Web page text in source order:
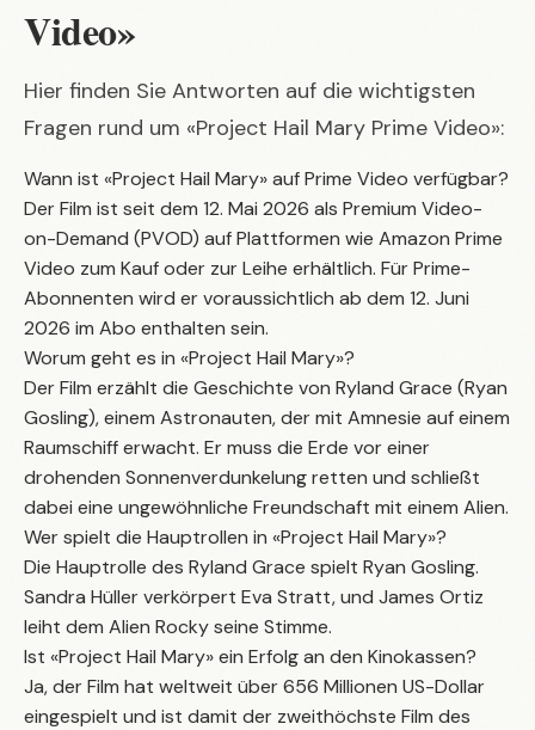
Video»
Hier finden Sie Antworten auf die wichtigsten
Fragen rund um «Project Hail Mary Prime Video»:
Wann ist «Project Hail Mary» auf Prime Video verfügbar?
Der Film ist seit dem 12. Mai 2026 als Premium Video-
on-Demand (PVOD) auf Plattformen wie Amazon Prime
Video zum Kauf oder zur Leihe erhältlich. Für Prime-
Abonnenten wird er voraussichtlich ab dem 12. Juni
2026 im Abo enthalten sein.
Worum geht es in «Project Hail Mary»?
Der Film erzählt die Geschichte von Ryland Grace (Ryan
Gosling), einem Astronauten, der mit Amnesie auf einem
Raumschiff erwacht. Er muss die Erde vor einer
drohenden Sonnenverdunkelung retten und schließt
dabei eine ungewöhnliche Freundschaft mit einem Alien.
Wer spielt die Hauptrollen in «Project Hail Mary»?
Die Hauptrolle des Ryland Grace spielt Ryan Gosling.
Sandra Hüller verkörpert Eva Stratt, und James Ortiz
leiht dem Alien Rocky seine Stimme.
Ist «Project Hail Mary» ein Erfolg an den Kinokassen?
Ja, der Film hat weltweit über 656 Millionen US-Dollar
eingespielt und ist damit der zweithöchste Film des